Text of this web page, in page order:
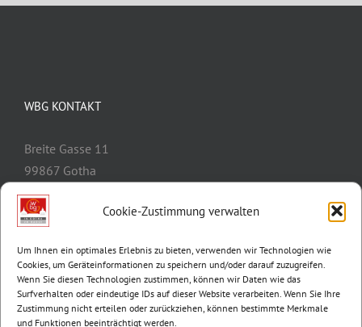
Cookie-Zustimmung verwalten
Um Ihnen ein optimales Erlebnis zu bieten, verwenden wir Technologien wie
Cookies, um Geräteinformationen zu speichern und/oder darauf zuzugreifen.
Wenn Sie diesen Technologien zustimmen, können wir Daten wie das
Surfverhalten oder eindeutige IDs auf dieser Website verarbeiten. Wenn Sie Ihre
Zustimmung nicht erteilen oder zurückziehen, können bestimmte Merkmale
und Funktionen beeinträchtigt werden.
WBG KONTAKT
Breite Gasse 11
99867 Gotha
Telefon:
E-Mail:
info@wbg-gotha.de